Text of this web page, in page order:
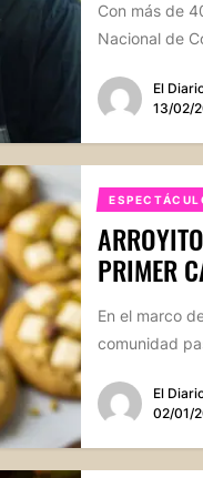
Con más de
Nacional de
El
13/02/
PRIMER
En el marco
comunidad
El
02/01/